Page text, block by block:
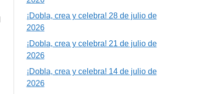
¡Dobla, crea y celebra! 28 de julio de
2026
¡Dobla, crea y celebra! 21 de julio de
2026
¡Dobla, crea y celebra! 14 de julio de
2026